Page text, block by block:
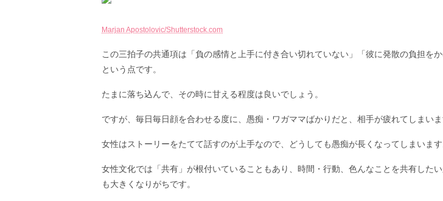
Marjan Apostolovic/Shutterstock.com
この三拍子の共通項は「負の感情と上手に付き合い切れていない」「彼に発散の負担をか
という点です。
たまに落ち込んで、その時に甘える程度は良いでしょう。
ですが、毎日毎日顔を合わせる度に、愚痴・ワガママばかりだと、相手が疲れてしまいま
女性はストーリーをたてて話すのが上手なので、どうしても愚痴が長くなってしまいます
女性文化では「共有」が根付いていることもあり、時間・行動、色んなことを共有した
も大きくなりがちです。